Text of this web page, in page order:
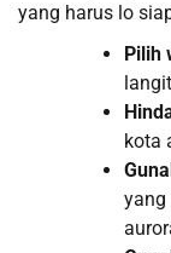
yang harus lo
Pilih
kota
yang